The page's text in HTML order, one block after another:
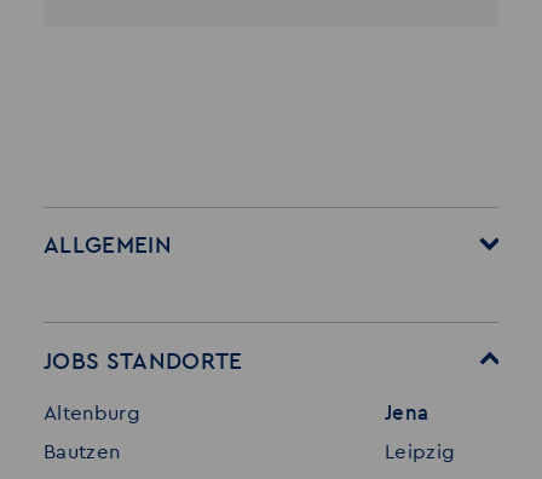
ALLGEMEIN
Für Bewerber
Stellenangebote
Initiativ bewerben
Referenzen
Interne Jobs
JOBS STANDORTE
Altenburg
Bautzen
Jena
Leipzig